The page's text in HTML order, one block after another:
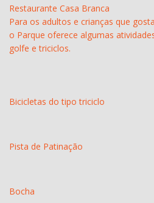
Restaurante Casa Branca
Para os adultos e crianças que
o Parque oferece algumas
golfe e triciclos.
Bicicletas do tipo triciclo
Pista de Patinação
Bocha